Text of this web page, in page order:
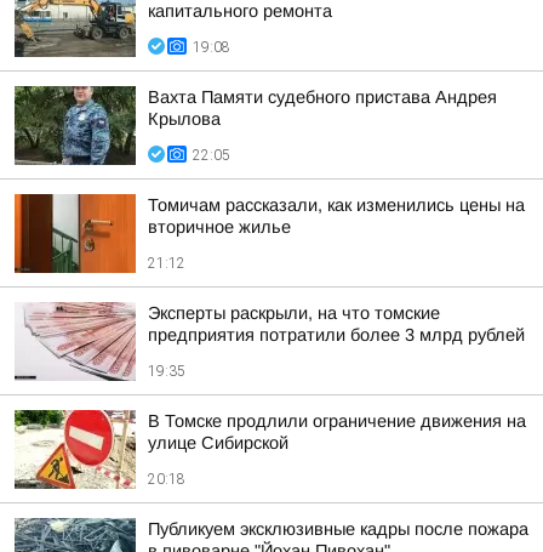
капитального ремонта
19:08
Вахта Памяти судебного пристава Андрея
Крылова
22:05
Томичам рассказали, как изменились цены на
вторичное жилье
21:12
Эксперты раскрыли, на что томские
предприятия потратили более 3 млрд рублей
19:35
В Томске продлили ограничение движения на
улице Сибирской
20:18
Публикуем эксклюзивные кадры после пожара